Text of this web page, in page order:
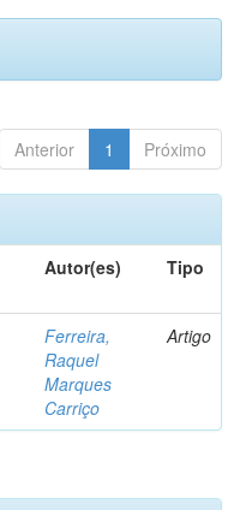
Anterior 1 Próximo
Autor(es) Tipo
Ferreira,
Raquel
Marques
Carriço
Artigo